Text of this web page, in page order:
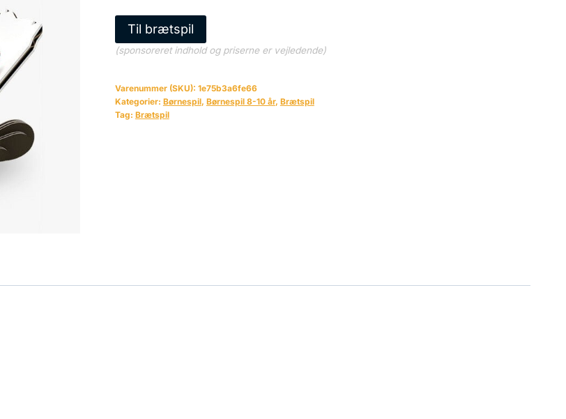
Til brætspil
(sponsoreret indhold og priserne er vejledende)
Varenummer (SKU): 1e75b3a6fe66
Kategorier: Børnespil, Børnespil 8-10 år, Brætspil
Tag: Brætspil